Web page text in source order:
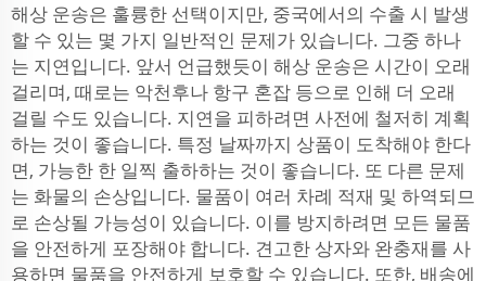
해상 운송은 훌륭한 선택이지만, 중국에서의 수출 시 발생
할 수 있는 몇 가지 일반적인 문제가 있습니다. 그중 하나
는 지연입니다. 앞서 언급했듯이 해상 운송은 시간이 오래
걸리며, 때로는 악천후나 항구 혼잡 등으로 인해 더 오래
걸릴 수도 있습니다. 지연을 피하려면 사전에 철저히 계획
하는 것이 좋습니다. 특정 날짜까지 상품이 도착해야 한다
면, 가능한 한 일찍 출하하는 것이 좋습니다. 또 다른 문제
는 화물의 손상입니다. 물품이 여러 차례 적재 및 하역되므
로 손상될 가능성이 있습니다. 이를 방지하려면 모든 물품
을 안전하게 포장해야 합니다. 견고한 상자와 완충재를 사
용하면 물품을 안전하게 보호할 수 있습니다. 또한, 배송에